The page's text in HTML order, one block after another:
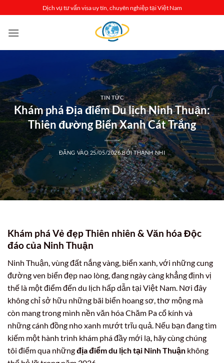
qua
nội
Dịch vụ tư vấn visa uy tín, chuyên nghiệp tại Việt Nam
TIN TỨC
Khám phá Địa điểm Du lịch Ninh Thuận:
Thiên đường Biển Xanh Cát Trắng
ĐĂNG VÀO 25/05/2026BỞITHANH NHI
Khám phá Vẻ đẹp Thiên nhiên & Văn hóa Độc
đáo của Ninh Thuận
Ninh Thuận, vùng đất nắng vàng, biển xanh, với những cung
đường ven biển đẹp nao lòng, đang ngày càng khẳng định vị
thế là một điểm đến du lịch hấp dẫn tại Việt Nam. Nơi đây
không chỉ sở hữu những bãi biển hoang sơ, thơ mộng mà
còn mang trong mình nền văn hóa Chăm Pa cổ kính và
những cánh đồng nho xanh mướt trĩu quả. Nếu bạn đang tìm
kiếm một hành trình khám phá đầy mới lạ, hãy cùng chúng
tôi điểm qua nhữngđịa điểm du lịch tại Ninh Thuận không